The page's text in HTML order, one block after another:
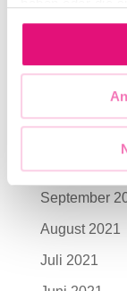
gesammelt
April 2022
Februar 2022
Januar 2022
Oktober 2021
September
August 2021
Juli 2021